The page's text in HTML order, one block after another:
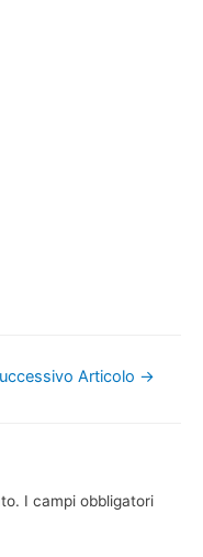
Articolo →
I campi obbligatori